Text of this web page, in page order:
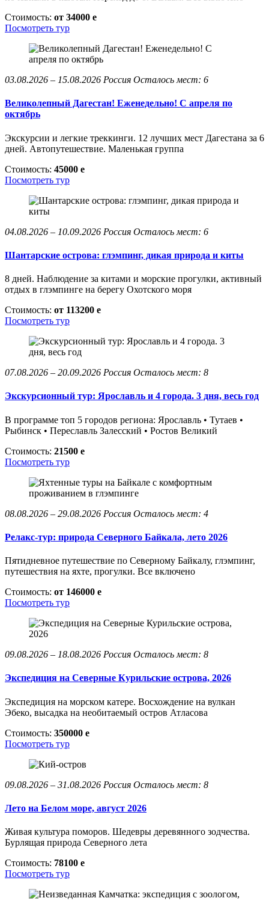
Стоимость: от 34000 e
Посмотреть тур
03.08.2026 – 15.08.2026 Россия Осталось мест: 6
Великолепный Дагестан! Еженедельно! С апреля по
октябрь
Экскурсии и легкие треккинги. 12 лучших мест Дагестана за 6
дней. Автопутешествие. Маленькая группа
Стоимость: 45000 e
Посмотреть тур
04.08.2026 – 10.09.2026 Россия Осталось мест: 6
Шантарские острова: глэмпинг, дикая природа и киты
8 дней. Наблюдение за китами и морские прогулки, активный
отдых в глэмпинге на берегу Охотского моря
Стоимость: от 113200 e
Посмотреть тур
07.08.2026 – 20.09.2026 Россия Осталось мест: 8
Экскурсионный тур: Ярославль и 4 города. 3 дня, весь год
В программе топ 5 городов региона: Ярославль • Тутаев •
Рыбинск • Переславль Залесский • Ростов Великий
Стоимость: 21500 e
Посмотреть тур
08.08.2026 – 29.08.2026 Россия Осталось мест: 4
Релакс-тур: природа Северного Байкала, лето 2026
Пятидневное путешествие по Северному Байкалу, глэмпинг,
путешествия на яхте, прогулки. Все включено
Стоимость: от 146000 e
Посмотреть тур
09.08.2026 – 18.08.2026 Россия Осталось мест: 8
Экспедиция на Северные Курильские острова, 2026
Экспедиция на морском катере. Восхождение на вулкан
Эбеко, высадка на необитаемый остров Атласова
Стоимость: 350000 e
Посмотреть тур
09.08.2026 – 31.08.2026 Россия Осталось мест: 8
Лето на Белом море, август 2026
Живая культура поморов. Шедевры деревянного зодчества.
Бурлящая природа Северного лета
Стоимость: 78100 e
Посмотреть тур